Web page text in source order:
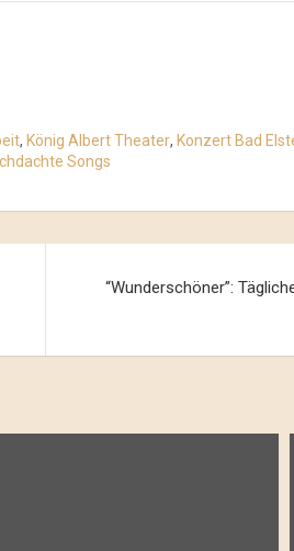
, König Albert Theater, Konzert Bad
Songs
“Wunderschöner”: